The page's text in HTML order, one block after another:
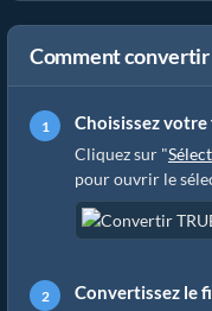
Comment convertir
Choisissez votre
Cliquez sur "
pour ouvrir le
Convertissez le